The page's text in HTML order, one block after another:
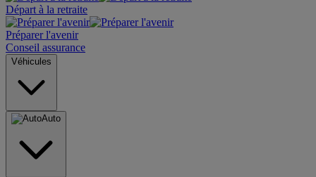
Départ à la retraite
Préparer l'avenir
Conseil assurance
Véhicules
Auto